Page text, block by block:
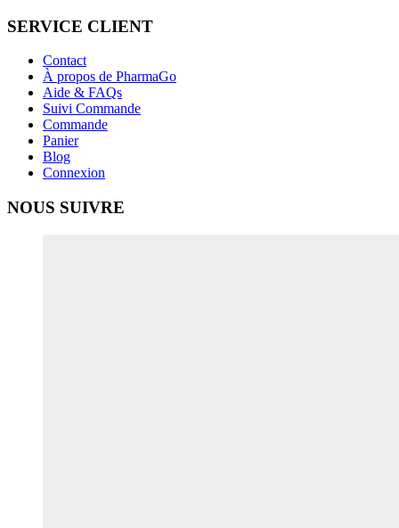
SERVICE CLIENT
Contact
À propos de PharmaGo
Aide & FAQs
Suivi Commande
Commande
Panier
Blog
Connexion
NOUS SUIVRE